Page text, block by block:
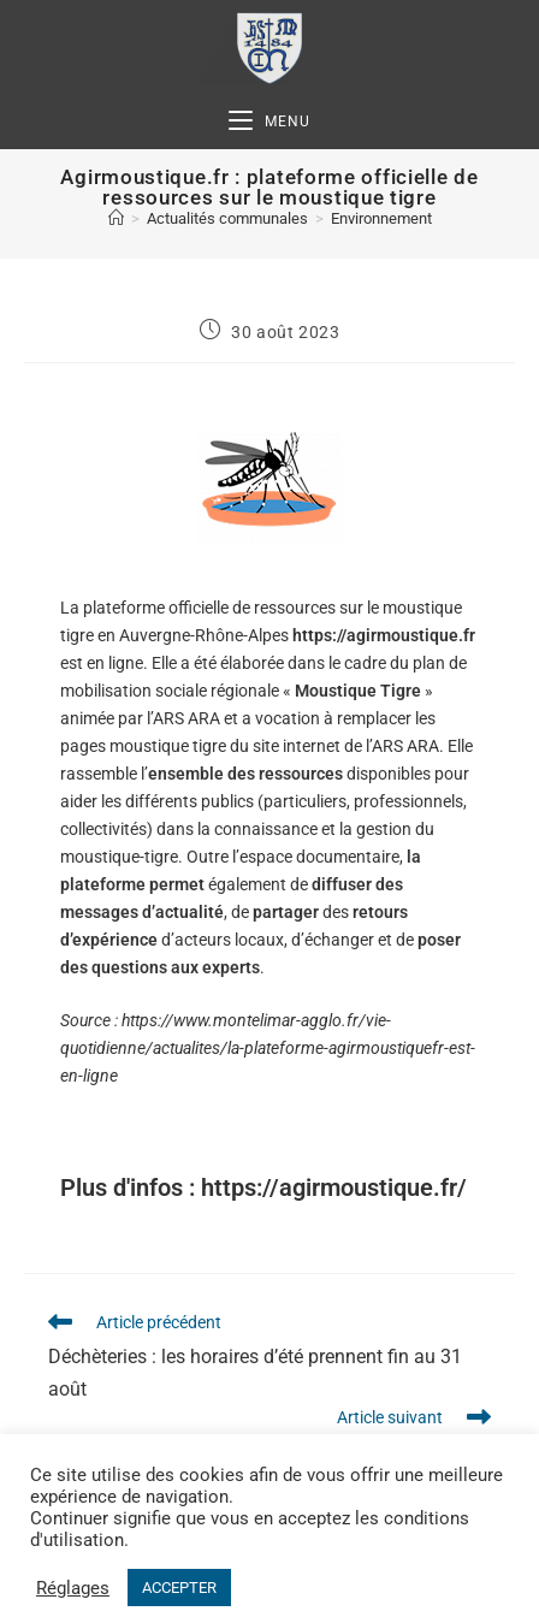
MENU
Agirmoustique.fr : plateforme officielle de
ressources sur le moustique tigre
> Actualités communales > Environnement
30 août 2023
La plateforme officielle de ressources sur le moustique
tigre en Auvergne-Rhône-Alpes https://agirmoustique.fr
est en ligne. Elle a été élaborée dans le cadre du plan de
mobilisation sociale régionale « Moustique Tigre »
animée par l’ARS ARA et a vocation à remplacer les
pages moustique tigre du site internet de l’ARS ARA. Elle
rassemble l’ensemble des ressourcesdisponibles pour
aider les différents publics (particuliers, professionnels,
collectivités) dans la connaissance et la gestion du
moustique-tigre. Outre l’espace documentaire, la
plateforme permetégalement dediffuser des
messages d’actualité, departagerdesretours
d’expérienced’acteurs locaux, d’échanger et deposer
des questions aux experts.
Source :https://www.montelimar-agglo.fr/vie-
quotidienne/actualites/la-plateforme-agirmoustiquefr-est-
en-ligne
Plus d'infos : https://agirmoustique.fr/
Article précédent
Déchèteries : les horaires d’été prennent fin au 31
août
Article suivant
MAIRIE DE CHAROLS - 5 Place Carrovolis - 26450 CHAROLS | Tel. 04 75 90
Ce site utilise des cookies afin de vous offrir une meilleure
expérience de navigation.
Continuer signifie que vous en acceptez les conditions
d'utilisation.
Réglages ACCEPTER